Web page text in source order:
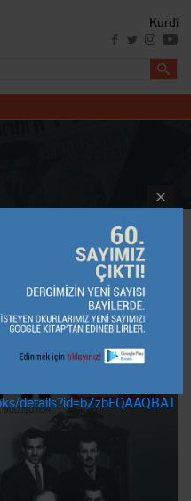
Kurdî
details?id=bZzbEQAAQBAJ